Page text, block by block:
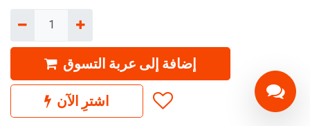
إضافة إلى عربة التسوق
اشترِ الآن